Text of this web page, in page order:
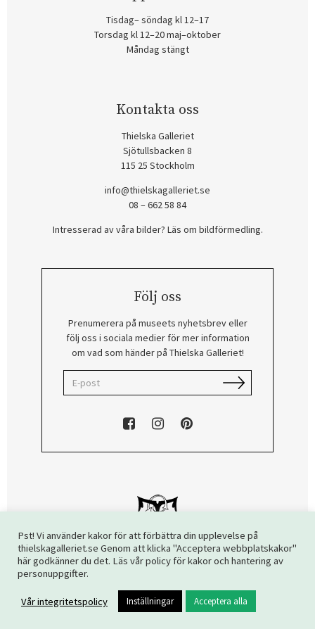
Tisdag– söndag kl 12–17
Torsdag kl 12–20 maj–oktober
Måndag stängt
Kontakta oss
Thielska Galleriet
Sjötullsbacken 8
115 25 Stockholm
info@thielskagalleriet.se
08 – 662 58 84
Intresserad av våra bilder? Läs om bildförmedling.
Följ oss
Prenumerera på museets nyhetsbrev eller
följ oss i sociala medier för mer information
om vad som händer på Thielska Galleriet!
Copyright © 2026 Thielska Galleriet. Alla rättigheter reserverade.
Pst! Vi använder kakor för att förbättra din upplevelse på
thielskagalleriet.se Genom att klicka "Acceptera webbplatskakor"
här godkänner du det. Läs vår policy för kakor och hantering av
personuppgifter.
Vår integritetspolicy Inställningar Acceptera alla